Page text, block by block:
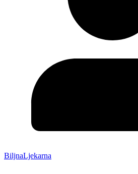
BiljnaLjekarna